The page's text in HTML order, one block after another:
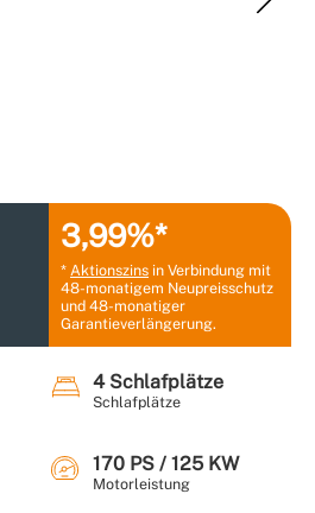
3,99%*
* Aktionszins in Verbindung mit
48-monatigem Neupreisschutz
und 48-monatiger
Garantieverlängerung.
4 Schlafplätze
Schlafplätze
170 PS / 125 KW
Motorleistung